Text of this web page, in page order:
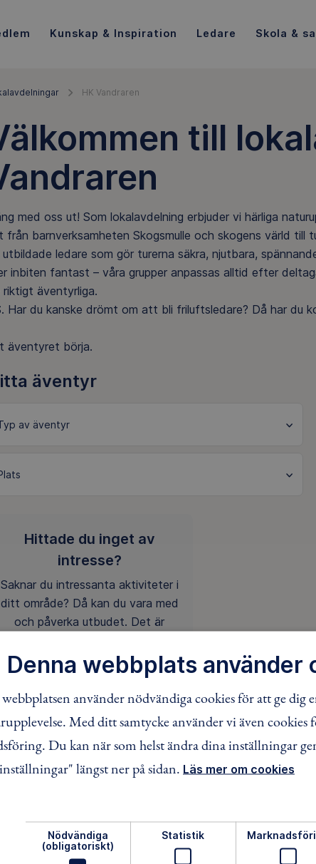
Kunskap & Inspiration Ledare Skola &
HK Vandraren
till
med oss ut! Som lokalavdelning erbjuder vi härliga
från barnverksamheten Skogsmulle och skogens värld
ledare som gör turerna säkra, njutbara,
inbiten fantast – våra grupper anpassas alltid efter
riktigt äventyrliga.
Har du kanske drömt om att bli friluftsledare? Då har du
äventyret börja.
äventyr
Hittade du inget av
intresse?
Saknar du intressanta aktiviteter i
ditt område? Då kan du vara med
och påverka utbudet. Det är
ENGAGERA DIG
13
Denna webbplats använder
använder nödvändiga cookies för att ge dig
Med ditt samtycke använder vi även cookies
Du kan när som helst ändra dina inställningar
längst ner på sidan. Läs mer om cookies
Nödvändiga
(obligatoriskt)
Statistik